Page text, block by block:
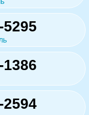
5295
1386
2594